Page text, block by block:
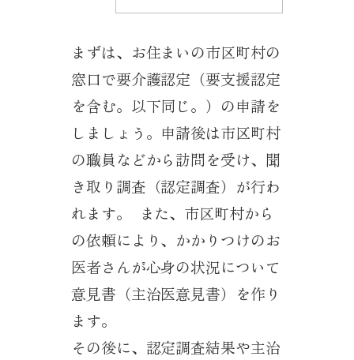
まずは、お住まいの市区町村の
窓口で要介護認定（要支援認定
を含む。以下同じ。）の申請を
しましょう。申請後は市区町村
の職員などから訪問を受け、聞
き取り調査（認定調査）が行わ
れます。 また、市区町村から
の依頼により、かかりつけのお
医者さんが心身の状況について
意見書（主治医意見書）を作り
ます。
その後に、認定調査結果や主治